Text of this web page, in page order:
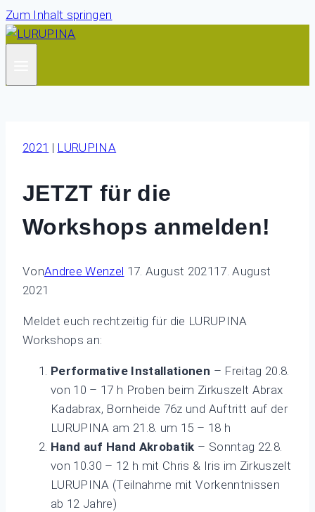
Zum Inhalt springen
2021 | LURUPINA
JETZT für die
Workshops anmelden!
VonAndree Wenzel 17. August 2021 17. August
2021
Meldet euch rechtzeitig für die LURUPINA
Workshops an:
Performative Installationen – Freitag 20.8.
von 10 – 17 h Proben beim Zirkuszelt Abrax
Kadabrax, Bornheide 76z und Auftritt auf der
LURUPINA am 21.8. um 15 – 18 h
Hand auf Hand Akrobatik – Sonntag 22.8.
von 10.30 – 12 h mit Chris & Iris im Zirkuszelt
LURUPINA (Teilnahme mit Vorkenntnissen
ab 12 Jahre)